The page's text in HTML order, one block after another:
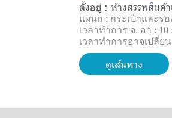
ตั้งอยู่ : ห้างสรรพสินค้
แผนก : กระเป๋าและรอ
เวลาทำการ จ. อา : 10
เวลาทำการอาจเปลี่
ดูเส้นทาง